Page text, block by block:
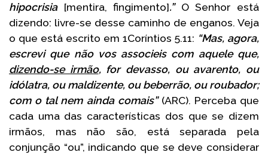
hipocrisia [mentira, fingimento].”O Senhor está
dizendo: livre-se desse caminho de enganos. Veja
o que está escrito em 1Coríntios 5.11: “Mas, agora,
escrevi que não vos associeis com aquele que,
dizendo-se irmão, for devasso, ou avarento, ou
idólatra, ou maldizente, ou beberrão, ou roubador;
com o tal nem ainda comais”(ARC). Perceba que
cada uma das características dos que se dizem
irmãos, mas não são, está separada pela
conjunção “ou”, indicando que se deve considerar